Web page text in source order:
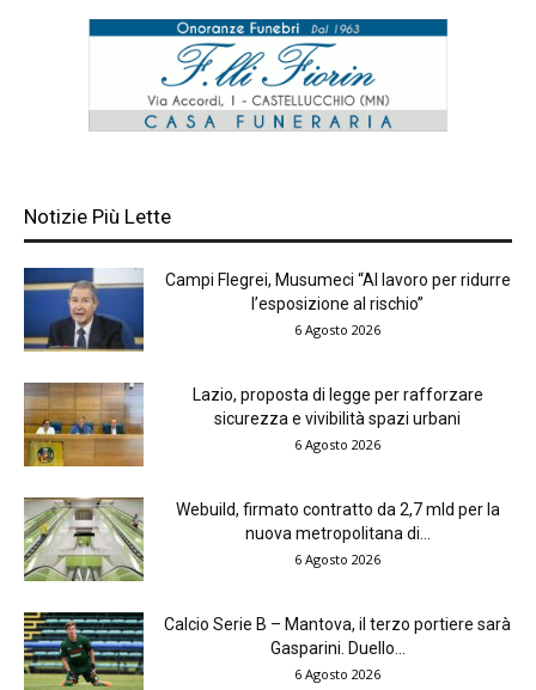
Notizie Più Lette
Campi Flegrei, Musumeci “Al lavoro per ridurre
l’esposizione al rischio”
6 Agosto 2026
Lazio, proposta di legge per rafforzare
sicurezza e vivibilità spazi urbani
6 Agosto 2026
Webuild, firmato contratto da 2,7 mld per la
nuova metropolitana di...
6 Agosto 2026
Calcio Serie B – Mantova, il terzo portiere sarà
Gasparini. Duello...
6 Agosto 2026